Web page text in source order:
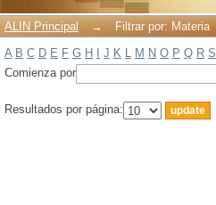
ALIN Principal →
Filtrar por: Materia
A B C D E F G H J K L M N O P Q R S
Comienza por
Resultados por página: